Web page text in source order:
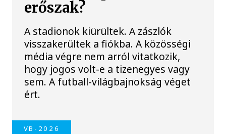
erőszak?
A stadionok kiürültek. A zászlók
visszakerültek a fiókba. A közösségi
média végre nem arról vitatkozik,
hogy jogos volt-e a tizenegyes vagy
sem. A futball-világbajnokság véget
ért.
VB-2026